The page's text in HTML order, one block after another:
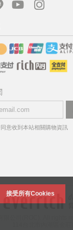
接受所有Cookies
意收到本站相關購物資訊